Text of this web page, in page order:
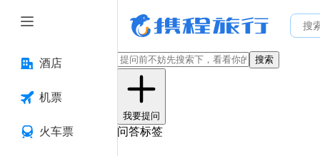
酒店
机票
火车票
搜索
我要提问
问答标签